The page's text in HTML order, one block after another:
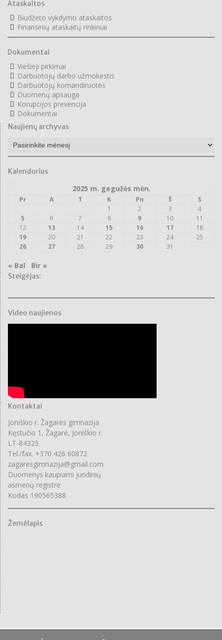
Ataskaitos
Biudžeto vykdymo ataskaitos
Finansinių ataskaitų rinkiniai
Dokumentai
Viešieji pirkimai
Darbuotojų darbo užmokestis
Darbuotojų komandiruotės
Duomenų apsauga
Korupcijos prevencija
Dokumentai
Naujienų archyvas
Naujienų
archyvas
Kalendorius
2025 m. gegužės mėn.
Pr A T K Pn Š
S
1
2 3
4
5
6 7 8 9 10
11
12
13 14 15 16 17
18
19
20 21 22 23 24
25
26
27 28 29 30 31
« Bal Bir »
Steigėjas:
Video naujienos
Kontaktai
Joniškio r. Žagarės gimnazija
Kęstučio 1, Žagarė, Joniškio r.
LT-84325
Tel./fax. +370 426 60872
zagaresgimnazija@gmail.com
Duomenys kaupiami juridinių
asmenų registre
Kodas 190565388
Žemėlapis